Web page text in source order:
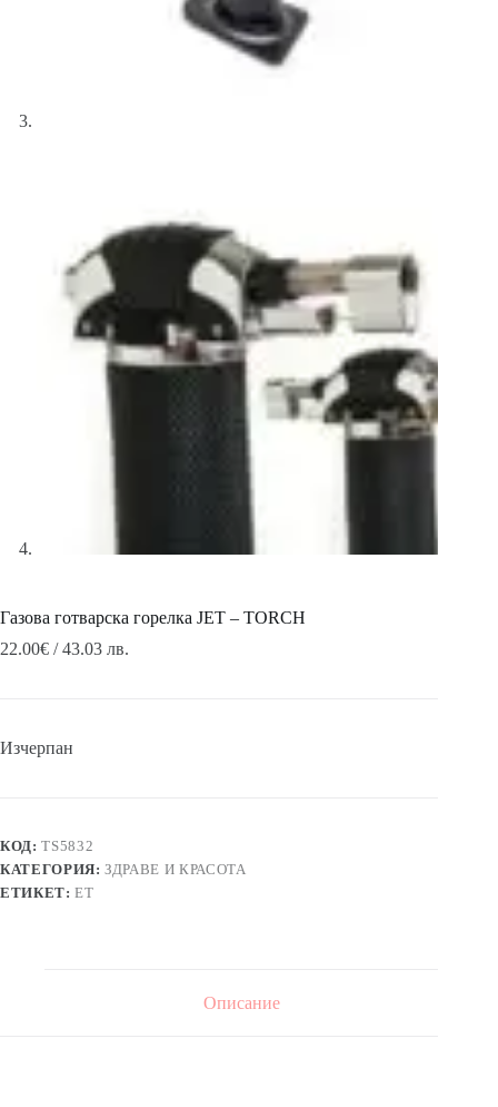
Газова готварска горелка JET – TORCH
22.00€ / 43.03 лв.
Изчерпан
КОД:TS5832
КАТЕГОРИЯ:ЗДРАВЕ И КРАСОТА
ЕТИКЕТ:ЕТ
Описание